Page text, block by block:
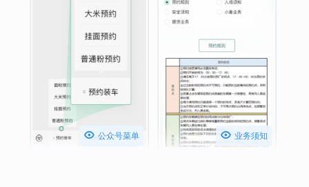
 公众号菜单  业务须知